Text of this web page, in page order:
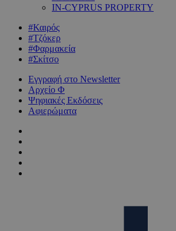
IN-CYPRUS PROPERTY
#Καιρός
#Τζόκερ
#Φαρμακεία
#Σκίτσο
Εγγραφή στο Newsletter
Αρχείο Φ
Ψηφιακές Εκδόσεις
Αφιερώματα